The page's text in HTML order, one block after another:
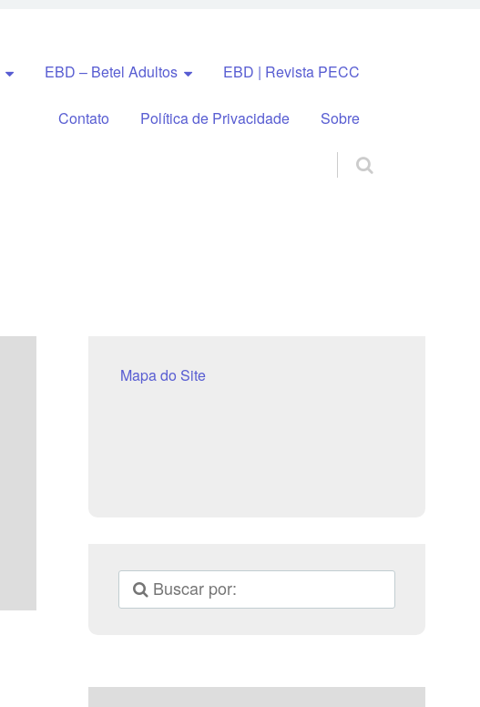
EBD – Betel Adultos EBD | Revista PECC
Contato Política de Privacidade Sobre
Mapa do Site